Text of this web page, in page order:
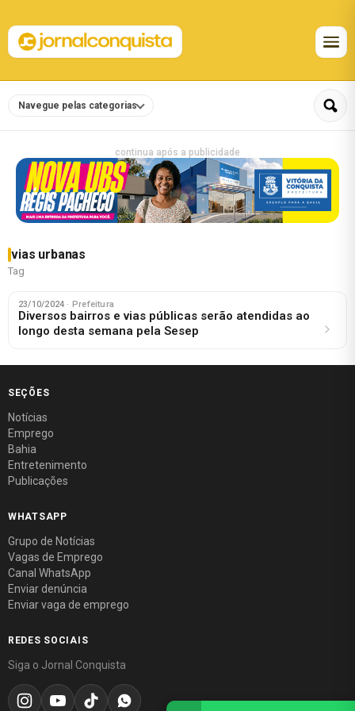
Navegue pelas categorias
continua após a publicidade
vias urbanas
Tag
23/10/2024 · Prefeitura
Diversos bairros e vias públicas serão atendidas ao
longo desta semana pela Sesep
SEÇÕES
Notícias
Emprego
Bahia
Entretenimento
Publicações
WHATSAPP
Grupo de Notícias
Vagas de Emprego
Canal WhatsApp
Enviar denúncia
Enviar vaga de emprego
REDES SOCIAIS
Siga o Jornal Conquista